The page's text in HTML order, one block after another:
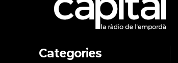
Categories